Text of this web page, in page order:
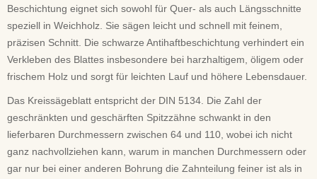
Beschichtung eignet sich sowohl für Quer- als auch Längsschnitte
speziell in Weichholz. Sie sägen leicht und schnell mit feinem,
präzisen Schnitt. Die schwarze Antihaftbeschichtung verhindert ein
Verkleben des Blattes insbesondere bei harzhaltigem, öligem oder
frischem Holz und sorgt für leichten Lauf und höhere Lebensdauer.
Das Kreissägeblatt entspricht der DIN 5134. Die Zahl der
geschränkten und geschärften Spitzzähne schwankt in den
lieferbaren Durchmessern zwischen 64 und 110, wobei ich nicht
ganz nachvollziehen kann, warum in manchen Durchmessern oder
gar nur bei einer anderen Bohrung die Zahnteilung feiner ist als in